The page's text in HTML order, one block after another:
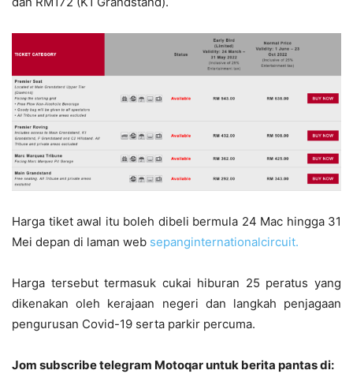
Harga tiket awal itu boleh dibeli bermula 24 Mac hingga 31
Mei depan di laman web sepanginternationalcircuit.
Harga tersebut termasuk cukai hiburan 25 peratus yang
dikenakan oleh kerajaan negeri dan langkah penjagaan
pengurusan Covid-19 serta parkir percuma.
Jom subscribe telegram Motoqar untuk berita pantas di: